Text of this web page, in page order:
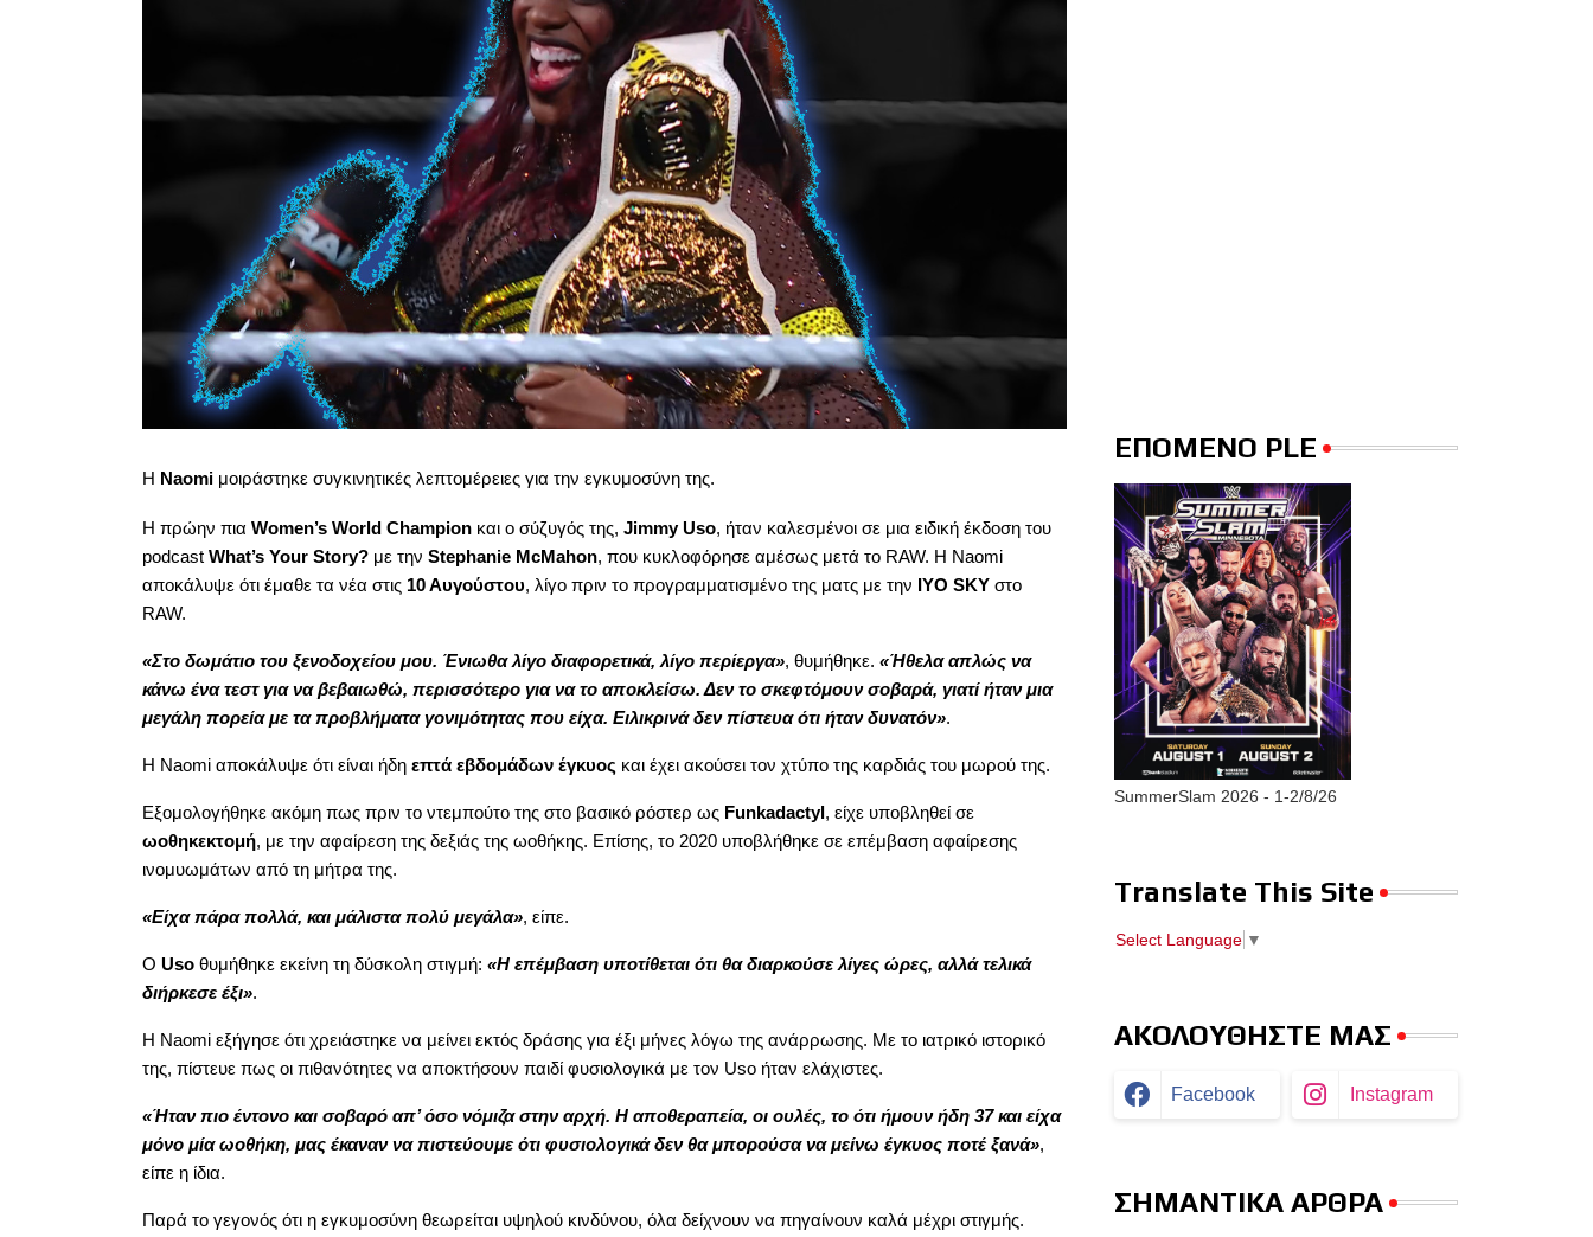
Η Naomiμοιράστηκε συγκινητικές λεπτομέρειες για την εγκυμοσύνη της.
Η πρώην πια Women’s World Championκαι ο σύζυγός της, Jimmy Uso, ήταν καλεσμένοι σε μια ειδική έκδοση του
podcast What’s Your Story?με την Stephanie McMahon, που κυκλοφόρησε αμέσως μετά το RAW. Η Naomi
αποκάλυψε ότι έμαθε τα νέα στις 10 Αυγούστου, λίγο πριν το προγραμματισμένο της ματς με την IYO SKYστο
RAW.
«Στο δωμάτιο του ξενοδοχείου μου. Ένιωθα λίγο διαφορετικά, λίγο περίεργα», θυμήθηκε. «Ήθελα απλώς να
κάνω ένα τεστ για να βεβαιωθώ, περισσότερο για να το αποκλείσω. Δεν το σκεφτόμουν σοβαρά, γιατί ήταν μια
μεγάλη πορεία με τα προβλήματα γονιμότητας που είχα. Ειλικρινά δεν πίστευα ότι ήταν δυνατόν».
Η Naomi αποκάλυψε ότι είναι ήδη επτά εβδομάδων έγκυος και έχει ακούσει τον χτύπο της καρδιάς του μωρού της.
Εξομολογήθηκε ακόμη πως πριν το ντεμπούτο της στο βασικό ρόστερ ως Funkadactyl, είχε υποβληθεί σε
ωοθηκεκτομή, με την αφαίρεση της δεξιάς της ωοθήκης. Επίσης, το 2020 υποβλήθηκε σε επέμβαση αφαίρεσης
ινομυωμάτων από τη μήτρα της.
«Είχα πάρα πολλά, και μάλιστα πολύ μεγάλα», είπε.
Ο Usoθυμήθηκε εκείνη τη δύσκολη στιγμή: «Η επέμβαση υποτίθεται ότι θα διαρκούσε λίγες ώρες, αλλά τελικά
διήρκεσε έξι».
Η Naomi εξήγησε ότι χρειάστηκε να μείνει εκτός δράσης για έξι μήνες λόγω της ανάρρωσης. Με το ιατρικό ιστορικό
της, πίστευε πως οι πιθανότητες να αποκτήσουν παιδί φυσιολογικά με τον Uso ήταν ελάχιστες.
«Ήταν πιο έντονο και σοβαρό απ’ όσο νόμιζα στην αρχή. Η αποθεραπεία, οι ουλές, το ότι ήμουν ήδη 37 και είχα
μόνο μία ωοθήκη, μας έκαναν να πιστεύουμε ότι φυσιολογικά δεν θα μπορούσα να μείνω έγκυος ποτέ ξανά»,
είπε η ίδια.
Παρά το γεγονός ότι η εγκυμοσύνη θεωρείται υψηλού κινδύνου, όλα δείχνουν να πηγαίνουν καλά μέχρι στιγμής.
ΕΠΟΜΕΝΟ PLE
SummerSlam 2026 - 1-2/8/26
Translate This Site
Select Language ▼
ΑΚΟΛΟΥΘΗΣΤΕ ΜΑΣ
Facebook Instagram
ΣΗΜΑΝΤΙΚΑ ΑΡΘΡΑ